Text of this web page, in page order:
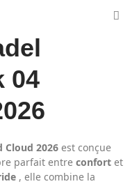
04
Cloud 2026 est conçue
parfait entre confort et
, elle combine la